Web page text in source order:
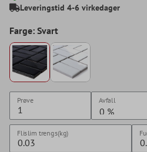
Leveringstid 4-6 virkedager
Farge: Svart
Prøve Avfall
Flislim trengs(kg)